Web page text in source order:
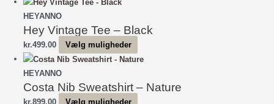
flere
Mulighederne
vælges
HEYANNO
Hey Vintage Tee – Black
kr.499.00 Vælg muligheder
vare
flere
HEYANNO
Costa Nib Sweatshirt – Nature
kr.899.00 Vælg muligheder